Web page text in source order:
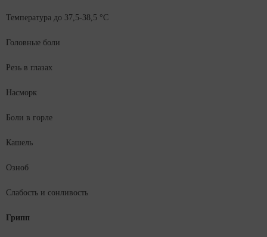
Температура до 37,5-38,5 °C
Головные боли
Резь в глазах
Насморк
Боли в горле
Кашель
Озноб
Слабость и сонливость
Грипп